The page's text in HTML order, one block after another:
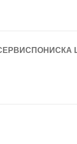
ПОНИСКА